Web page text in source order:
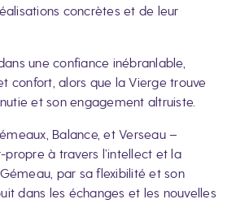
concrètes et de leur
une confiance inébranlable,
confort, alors que la Vierge trouve
et son engagement altruiste.
Balance, et Verseau –
à travers l’intellect et la
par sa flexibilité et son
dans les échanges et les nouvelles